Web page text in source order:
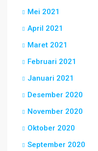
Mei 2021
April 2021
Maret 2021
Februari 2021
Januari 2021
Desember 2020
November 2020
Oktober 2020
September 2020